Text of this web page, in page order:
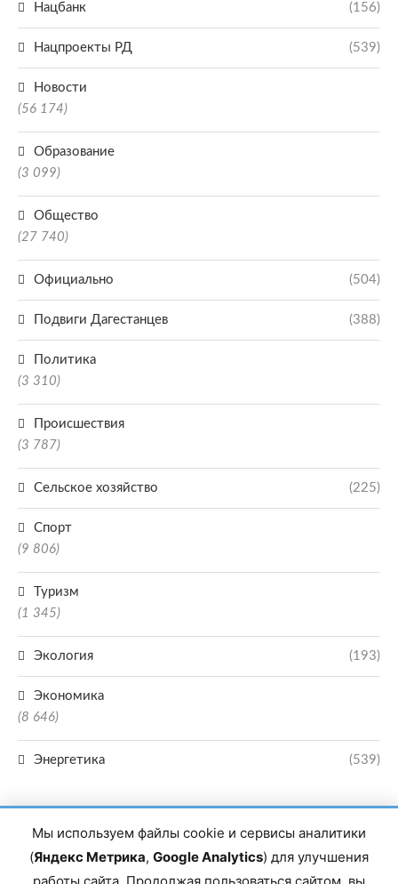
Нацбанк (156)
Нацпроекты РД (539)
Новости
(56 174)
Образование
(3 099)
Общество
(27 740)
Официально (504)
Подвиги Дагестанцев (388)
Политика
(3 310)
Происшествия
(3 787)
Сельское хозяйство (225)
Спорт
(9 806)
Туризм
(1 345)
Экология (193)
Экономика
(8 646)
Энергетика (539)
Мы используем файлы cookie и сервисы аналитики
(Яндекс Метрика, Google Analytics) для улучшения